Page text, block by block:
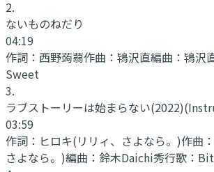
2.
ないものねだり
04:19
作詞： 西野蒟蒻作曲： 鴇沢直編曲： 鴇沢
Sweet
3.
ラブストーリーは始まらない(2022)
03:59
作詞： ヒロキ(リリィ、さよなら。)作曲：
さよなら。)編曲： 鈴木Daichi秀行歌：